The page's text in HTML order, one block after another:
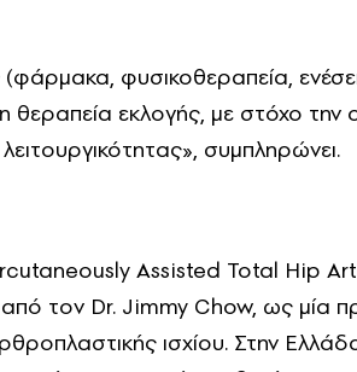
φυσικοθεραπεία,
θεραπεία εκλογής, με στόχο την
συμπληρώνει.
Assisted Total Hip
τον Dr. Jimmy Chow, ως μία
ισχίου. Στην